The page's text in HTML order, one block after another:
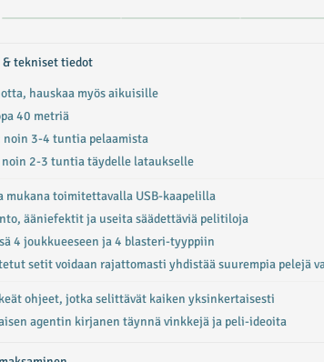
& tekniset tiedot
hauskaa myös aikuisille
40 metriä
noin 3-4 tuntia pelaamista
noin 2-3 tuntia täydelle lataukselle
mukana toimitettavalla USB-kaapelilla
ääniefektit ja useita säädettäviä pelitiloja
4 joukkueeseen ja 4 blasteri-tyyppiin
setit voidaan rajattomasti yhdistää suurempia pelejä
ohjeet, jotka selittävät kaiken yksinkertaisesti
agentin kirjanen täynnä vinkkejä ja peli-ideoita